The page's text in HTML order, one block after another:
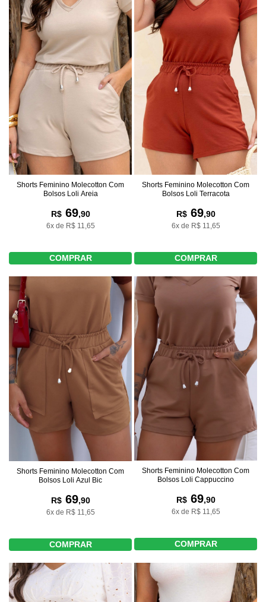
Shorts Feminino Molecotton Com
Bolsos Loli Areia
R$69,90
6x de R$ 11,65
COMPRAR
Shorts Feminino Molecotton Com
Bolsos Loli Terracota
R$69,90
6x de R$ 11,65
COMPRAR
Shorts Feminino Molecotton Com
Bolsos Loli Azul Bic
R$69,90
6x de R$ 11,65
COMPRAR
Shorts Feminino Molecotton Com
Bolsos Loli Cappuccino
R$69,90
6x de R$ 11,65
COMPRAR